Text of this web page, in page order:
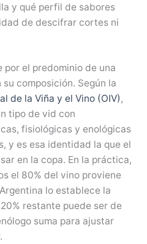
y qué perfil de sabores
de descifrar cortes ni
el predominio de una
composición. Según la
de la Viña y el Vino (OIV),
tipo de vid con
fisiológicas y enológicas
y es esa identidad la que el
en la copa. En la práctica,
el 80% del vino proviene
lo establece la
restante puede ser de
suma para ajustar